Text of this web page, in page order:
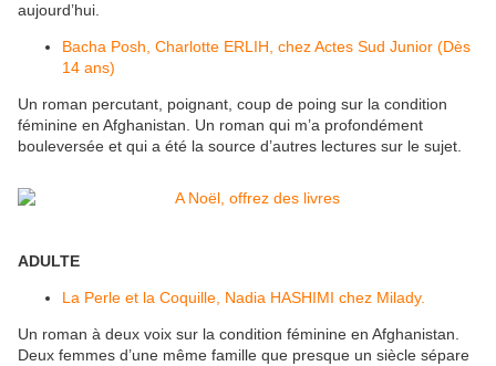
aujourd’hui.
Bacha Posh, Charlotte ERLIH, chez Actes Sud Junior (Dès
14 ans)
Un roman percutant, poignant, coup de poing sur la condition
féminine en Afghanistan. Un roman qui m’a profondément
bouleversée et qui a été la source d’autres lectures sur le sujet.
ADULTE
La Perle et la Coquille, Nadia HASHIMI chez Milady.
Un roman à deux voix sur la condition féminine en Afghanistan.
Deux femmes d’une même famille que presque un siècle sépare